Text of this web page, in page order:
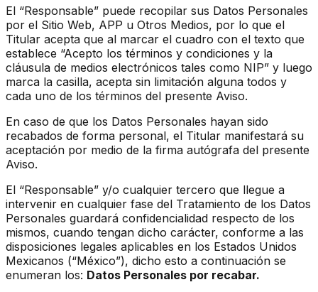
El “Responsable” puede recopilar sus Datos Personales
por el Sitio Web, APP u Otros Medios, por lo que el
Titular acepta que al marcar el cuadro con el texto que
establece “Acepto los términos y condiciones y la
cláusula de medios electrónicos tales como NIP” y luego
marca la casilla, acepta sin limitación alguna todos y
cada uno de los términos del presente Aviso.
En caso de que los Datos Personales hayan sido
recabados de forma personal, el Titular manifestará su
aceptación por medio de la firma autógrafa del presente
Aviso.
El “Responsable” y/o cualquier tercero que llegue a
intervenir en cualquier fase del Tratamiento de los Datos
Personales guardará confidencialidad respecto de los
mismos, cuando tengan dicho carácter, conforme a las
disposiciones legales aplicables en los Estados Unidos
Mexicanos (“México”), dicho esto a continuación se
enumeran los: Datos Personales por recabar.